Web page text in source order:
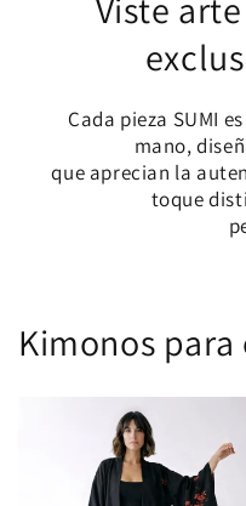
Cada pieza SUMI
mano,
que aprecian la
toque
Kimonos para